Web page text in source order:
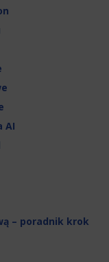
AI
– poradnik krok